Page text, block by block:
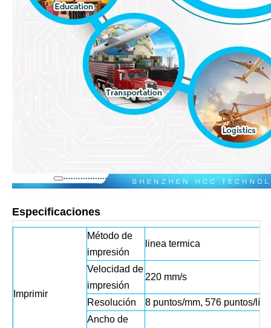
Especificaciones
Imprimir
Método de
impresión
linea termica
Velocidad de
impresión
220 mm/s
Resolución
8 puntos/mm, 576 puntos/
Ancho de